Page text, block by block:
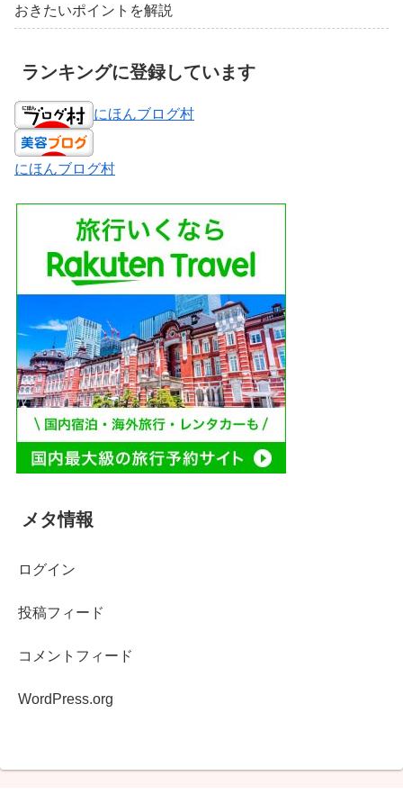
おきたいポイントを解説
ランキングに登録しています
にほんブログ村
にほんブログ村
メタ情報
ログイン
投稿フィード
コメントフィード
WordPress.org